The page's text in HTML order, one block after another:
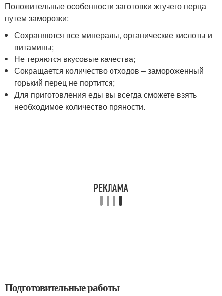
Положительные особенности заготовки жгучего перца
путем заморозки:
Сохраняются все минералы, органические кислоты и
витамины;
Не теряются вкусовые качества;
Сокращается количество отходов – замороженный
горький перец не портится;
Для приготовления еды вы всегда сможете взять
необходимое количество пряности.
Подготовительные работы